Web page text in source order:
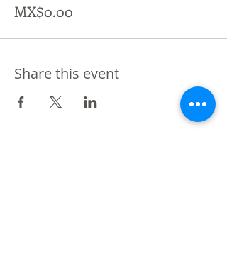
MX$0.00
Share this event